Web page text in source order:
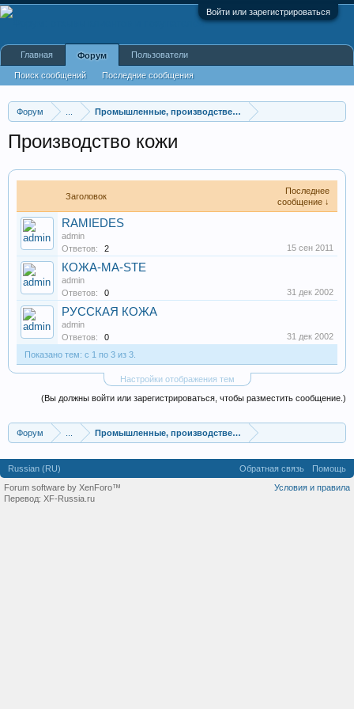
Войти или зарегистрироваться
Форум Промышленные, производственные и перерабатывающие
Производство кожи
Заголовок
Последнее
сообщение ↓
RAMIEDES
admin
Ответов:
2 15 сен 2011
КОЖА-МА-STE
admin
Ответов:
0 31 дек 2002
РУССКАЯ КОЖА
admin
Ответов:
0
31 дек 2002
Показано тем: с 1 по 3 из 3.
Настройки отображения тем
(Вы должны войти или зарегистрироваться, чтобы разместить сообщение.)
Форум Промышленные, производственные и перерабатывающие
Главная Форум
Поиск сообщений Последние сообщения
Пользователи
Russian (RU) Обратная связь
Помощь
Условия и правила
Forum software by XenForo™
Перевод: XF-Russia.ru